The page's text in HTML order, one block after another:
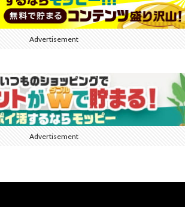
Advertisement
Advertisement